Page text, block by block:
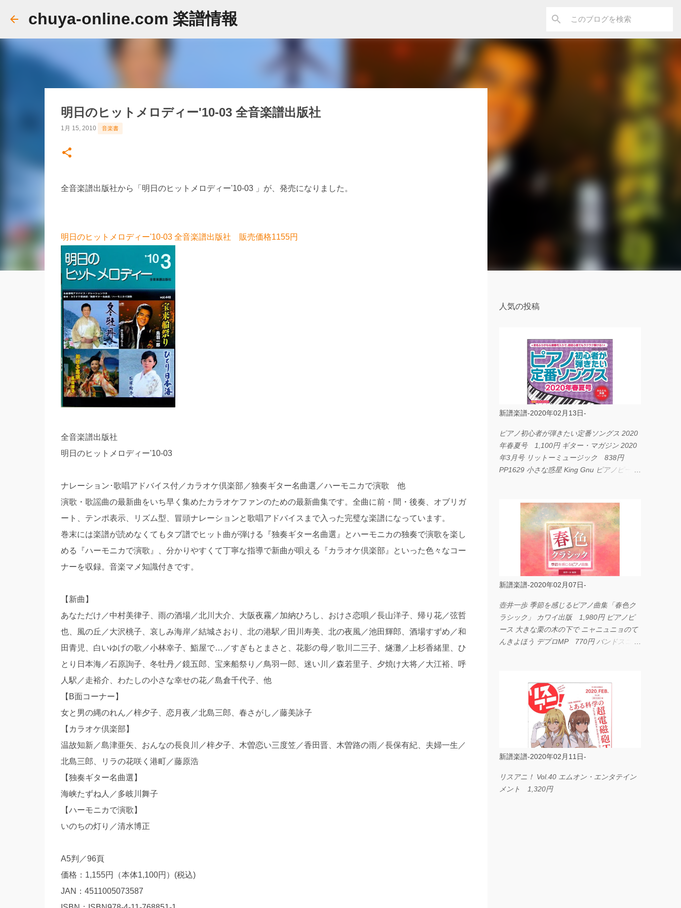
chuya-online.com 楽譜情報
明日のヒットメロディー'10-03 全音楽譜出版社
1月 15, 2010 音楽書
全音楽譜出版社から「明日のヒットメロディー'10-03 」が、発売になりました。
明日のヒットメロディー'10-03 全音楽譜出版社 販売価格1155円
全音楽譜出版社
明日のヒットメロディー'10-03
ナレーション･歌唱アドバイス付／カラオケ倶楽部／独奏ギター名曲選／ハーモニカで演歌 他
演歌・歌謡曲の最新曲をいち早く集めたカラオケファンのための最新曲集です。全曲に前・間・後奏、オブリガ
ート、テンポ表示、リズム型、冒頭ナレーションと歌唱アドバイスまで入った完璧な楽譜になっています。
巻末には楽譜が読めなくてもタブ譜でヒット曲が弾ける『独奏ギター名曲選』とハーモニカの独奏で演歌を楽し
める『ハーモニカで演歌』、分かりやすくて丁寧な指導で新曲が唄える『カラオケ倶楽部』といった色々なコー
ナーを収録。音楽マメ知識付きです。
【新曲】
あなただけ／中村美律子、雨の酒場／北川大介、大阪夜霧／加納ひろし、おけさ恋唄／長山洋子、帰り花／弦哲
也、風の丘／大沢桃子、哀しみ海岸／結城さおり、北の港駅／田川寿美、北の夜風／池田輝郎、酒場すずめ／和
田青児、白いゆげの歌／小林幸子、鮨屋で…／すぎもとまさと、花影の母／歌川二三子、燧灘／上杉香緒里、ひ
とり日本海／石原詢子、冬牡丹／鏡五郎、宝来船祭り／鳥羽一郎、迷い川／森若里子、夕焼け大将／大江裕、呼
人駅／走裕介、わたしの小さな幸せの花／島倉千代子、他
【B面コーナー】
女と男の縄のれん／梓夕子、恋月夜／北島三郎、春さがし／藤美詠子
【カラオケ倶楽部】
温故知新／島津亜矢、おんなの長良川／梓夕子、木曽恋い三度笠／香田晋、木曽路の雨／長保有紀、夫婦一生／
北島三郎、リラの花咲く港町／藤原浩
【独奏ギター名曲選】
海峡たずね人／多岐川舞子
【ハーモニカで演歌】
いのちの灯り／清水博正
A5判／96頁
価格：1,155円（本体1,100円）(税込)
JAN：4511005073587
人気の投稿
新譜楽譜-2020年02月13日-
ピアノ初心者が弾きたい定番ソングス 2020
年春夏号 1,100円 ギター・マガジン 2020
年3月号 リットーミュージック 838円
PP1629 小さな惑星 King Gnu ピアノピース
LOVE... Official髭男dism バンドピース フェ
アリー 825円
新譜楽譜-2020年02月07日-
壺井一歩 季節を感じるピアノ曲集「春色ク
ラシック」 カワイ出版 1,980円 ピアノピ
ース 大きな栗の木の下で ニャニュニョのて
んきよほう デプロMP 770円 バンドスコア
ス I LOVE．．． Official髭男dism やさしく
弾ける ピアノピース フェアリー 660円
BP2225 Kingdom of the Heavens 春畑道哉
バンドピース フェアリー 825円
新譜楽譜-2020年02月11日-
リスアニ！ Vol.40 エムオン・エンタテイン
メント 1,320円